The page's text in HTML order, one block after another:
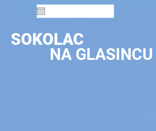
SOKOLAC
NA GLASINCU